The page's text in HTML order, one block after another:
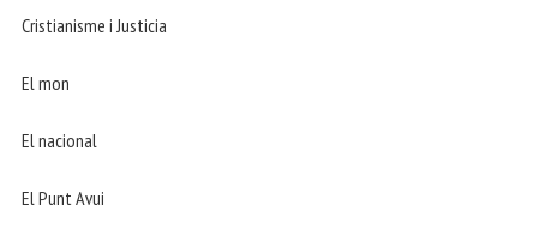
Cristianisme i Justicia
El mon
El nacional
El Punt Avui